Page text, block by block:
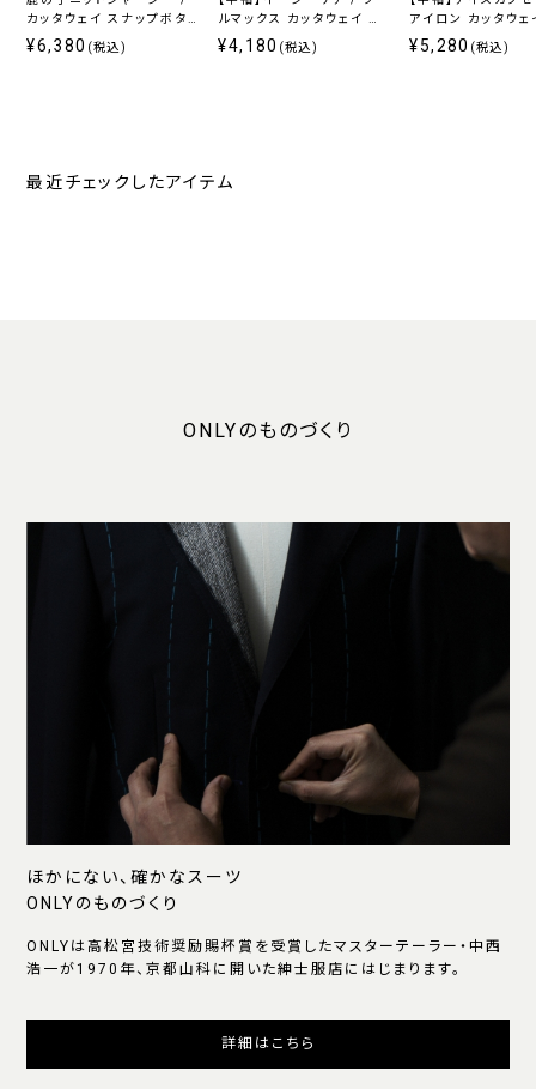
カッタウェイ スナップボタ
ン ホワイト 無地 定番
¥6,380 (税込)
ルマックス カッタウェイ ス
ナップボタン付き
¥4,180 (税込)
アイロン カッタウ
ップボタン付き
¥5,280 (税込)
最近チェックしたアイテム
ONLYのものづくり
ほかにない、確かなスーツ
ONLYのものづくり
ONLYは高松宮技術奨励賜杯賞を受賞したマスターテーラー・中西
浩一が1970年、京都山科に開いた紳士服店にはじまります。
詳細はこちら